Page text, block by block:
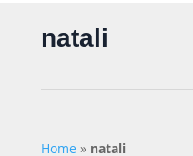
natali
Home » natali